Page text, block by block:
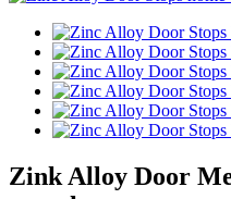
Zink Alloy Door